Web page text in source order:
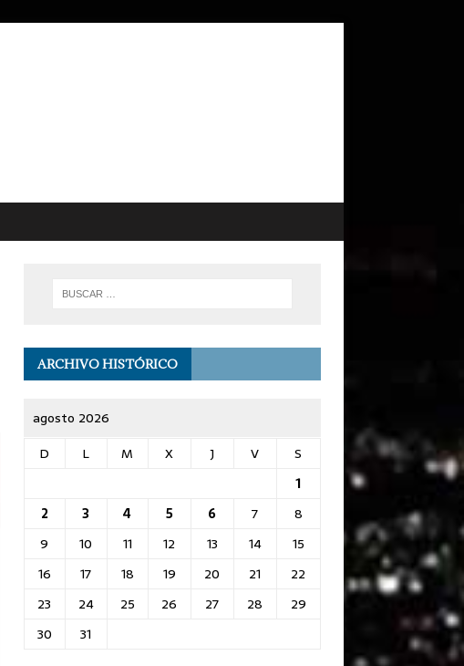
ARCHIVO HISTÓRICO
agosto 2026
D
L M X J V
S
1
2
3 4 5 6 7
8
9
10 11 12 13 14
15
16
17 18 19 20 21
22
23
24 25 26 27 28
29
30
31